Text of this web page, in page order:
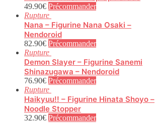
49.90€ Précommander
Rupture
Nana – Figurine Nana Osaki –
Nendoroid
82.90€ Précommander
Rupture
Demon Slayer – Figurine Sanemi
Shinazugawa – Nendoroid
76.90€ Précommander
Rupture
Haikyuu!! – Figurine Hinata Shoyo –
Noodle Stopper
32.90€ Précommander